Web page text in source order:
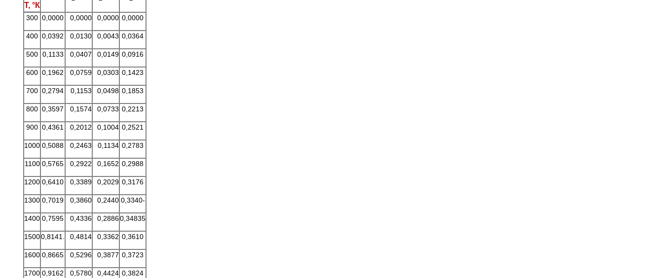
Т, °К
300 0,0000 0,0000 0,0000 0,0000
400 0,0392 0,0130 0,0043 0,0364
500 0,1133 0,0407 0,0149 0,0916
600 0,1962 0,0759 0,0303 0,1423
700 0,2794 0,1153 0,0498 0,1853
800 0,3597 0,1574 0,0733 0,2213
900 0,4361 0,2012 0,1004 0,2521
1000 0,5088 0,2463 0,1134 0,2783
1100 0,5765 0,2922 0,1652 0,2988
1200 0,6410 0,3389 0,2029 0,3176
1300 0,7019 0,3860 0,2440 0,3340-
1400 0,7595 0,4336 0,28860,34835
15000,8141. 0,4814 0,3362 0,3610
1600 0,8665 0,5296 0,3877 0,3723
1700 0,9162 0,5780 0,4424 0,3824